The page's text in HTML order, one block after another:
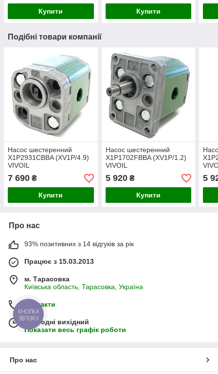
Купити Купити
Подібні товари компанії
Насос шестеренний
X1P2931CBBA (XV1P/4.9)
VIVOIL
7 690 ₴
Купити
Насос шестеренний
X1P1702FBBA (XV1P/1.2)
VIVOIL
5 920₴
Купити
5
Про нас
93% позитивних з 14 відгуків за рік
Працює з 15.03.2013
м. Тарасовка
Київська область, Тарасовка, Україна
Контакти
Сьогодні вихідний
Показати весь графік роботи
Про нас
КНОПКА
ЗВ'ЯЗКУ